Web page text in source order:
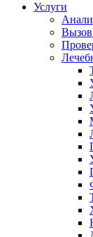
Услуги
Вызов